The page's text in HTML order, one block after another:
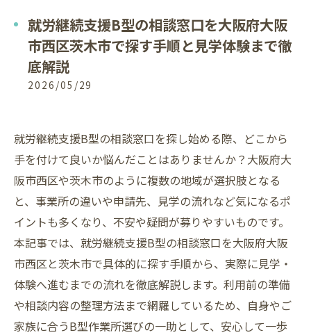
就労継続支援B型の相談窓口を大阪府大阪
市西区茨木市で探す手順と見学体験まで徹
底解説
2026/05/29
就労継続支援B型の相談窓口を探し始める際、どこから
手を付けて良いか悩んだことはありませんか？大阪府大
阪市西区や茨木市のように複数の地域が選択肢となる
と、事業所の違いや申請先、見学の流れなど気になるポ
イントも多くなり、不安や疑問が募りやすいものです。
本記事では、就労継続支援B型の相談窓口を大阪府大阪
市西区と茨木市で具体的に探す手順から、実際に見学・
体験へ進むまでの流れを徹底解説します。利用前の準備
や相談内容の整理方法まで網羅しているため、自身やご
家族に合うB型作業所選びの一助として、安心して一歩